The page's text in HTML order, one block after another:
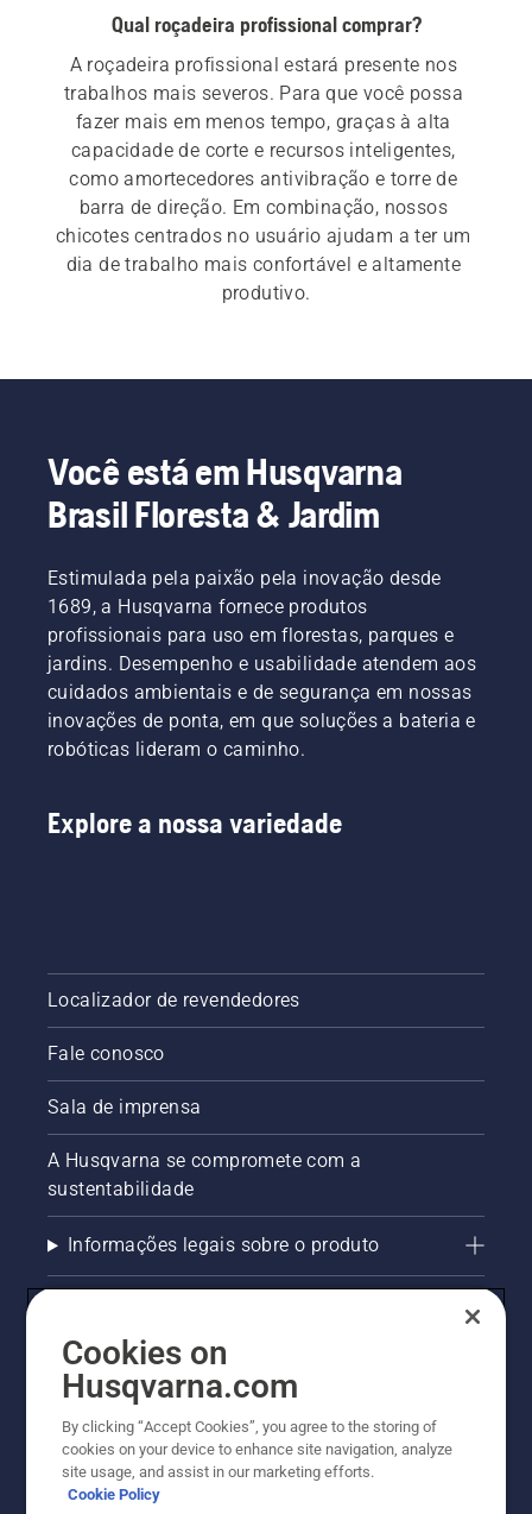
Qual roçadeira profissional comprar?
A roçadeira profissional estará presente nos
trabalhos mais severos. Para que você possa
fazer mais em menos tempo, graças à alta
capacidade de corte e recursos inteligentes,
como amortecedores antivibração e torre de
barra de direção. Em combinação, nossos
chicotes centrados no usuário ajudam a ter um
dia de trabalho mais confortável e altamente
produtivo.
Você está em Husqvarna
Brasil Floresta & Jardim
Estimulada pela paixão pela inovação desde
1689, a Husqvarna fornece produtos
profissionais para uso em florestas, parques e
jardins. Desempenho e usabilidade atendem aos
cuidados ambientais e de segurança em nossas
inovações de ponta, em que soluções a bateria e
robóticas lideram o caminho.
Explore a nossa variedade
Localizador de revendedores
Fale conosco
Sala de imprensa
A Husqvarna se compromete com a
sustentabilidade
Informações legais sobre o produto
Outros sites Husqvarna
Trabalhe Conosco
Cookies on
Husqvarna.com
By clicking “Accept Cookies”, you agree to the storing of
cookies on your device to enhance site navigation, analyze
site usage, and assist in our marketing efforts.
Cookie Policy